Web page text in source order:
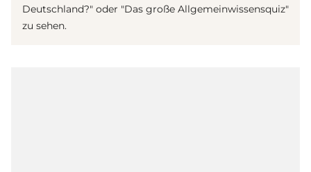
Deutschland?" oder "Das große Allgemeinwissensquiz"
zu sehen.